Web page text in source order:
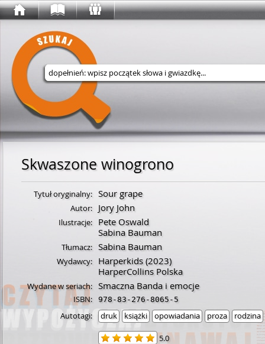
Wyszukaj w serwisie
Skwaszone winogrono
Tytuł oryginalny: Sour grape
Autor: Jory John
Ilustracje:
Pete Oswald
Sabina Bauman
Tłumacz: Sabina Bauman
Wydawcy: Harperkids(2023)
HarperCollins Polska
Wydane w seriach: Smaczna Banda i emocje
ISBN: 978-83-276-8065-5
Autotagi: druk książki opowiadania proza rodzina
5.0